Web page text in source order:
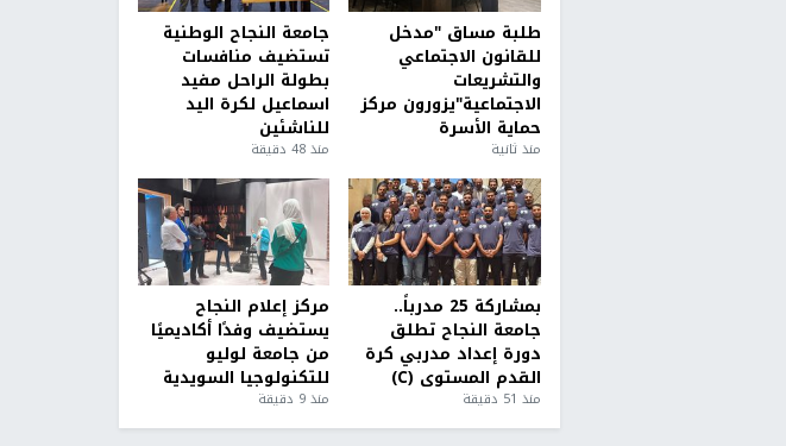
طلبة مساق "مدخل
للقانون الاجتماعي
والتشريعات
الاجتماعية"يزورون مركز
حماية الأسرة
منذ ثانية
جامعة النجاح الوطنية
تستضيف منافسات
بطولة الراحل مفيد
اسماعيل لكرة اليد
للناشئين
منذ 48 دقيقة
بمشاركة 25 مدرباً..
جامعة النجاح تطلق
دورة إعداد مدربي كرة
القدم المستوى (C)
منذ 51 دقيقة
مركز إعلام النجاح
يستضيف وفدًا أكاديميًا
من جامعة لوليو
للتكنولوجيا السويدية
منذ 9 دقيقة